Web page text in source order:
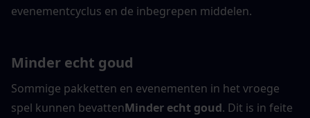
evenementcyclus en de inbegrepen middelen.
Minder echt goud
Sommige pakketten en evenementen in het vroege
spel kunnen bevattenMinder echt goud. Dit is in feite